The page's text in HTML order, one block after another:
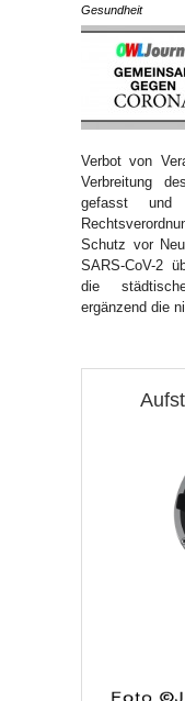
Gesundheit
Verbot von
Verbreitung
gefasst und
Schutz vor
SARS-CoV-2
die
ergänzend die